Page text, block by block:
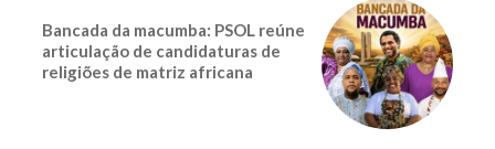
Bancada da macumba: PSOL reúne
articulação de candidaturas de
religiões de matriz africana